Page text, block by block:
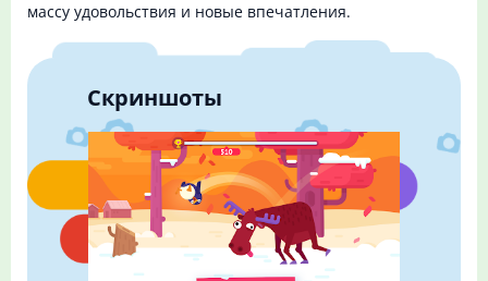
массу удовольствия и новые впечатления.
Скриншоты